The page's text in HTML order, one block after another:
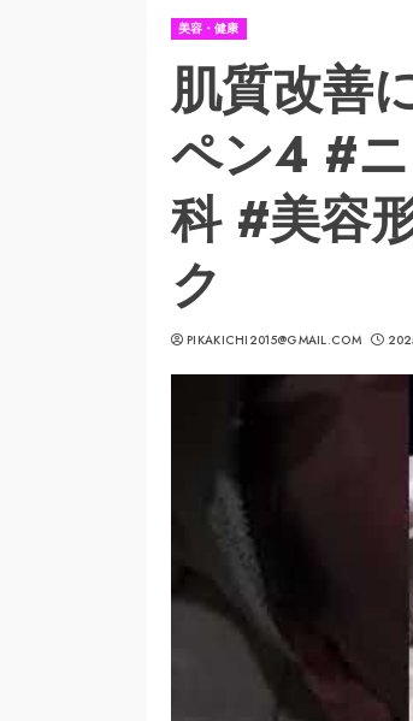
美容・健康
肌質改善
ペン4 #
科 #美容
ク
PIKAKICHI2015@GMAIL.COM